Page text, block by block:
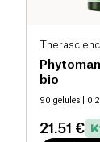
bio
90 gelules |
21.51 €